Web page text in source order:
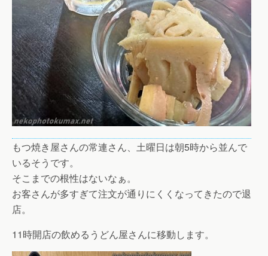
もつ焼き屋さんの常連さん、土曜日は朝5時から並んで
いるそうです。
そこまでの根性はないなぁ。
お客さんが多すぎて注文が通りにくくなってきたので退
店。
11時開店の飲めるうどん屋さんに移動します。